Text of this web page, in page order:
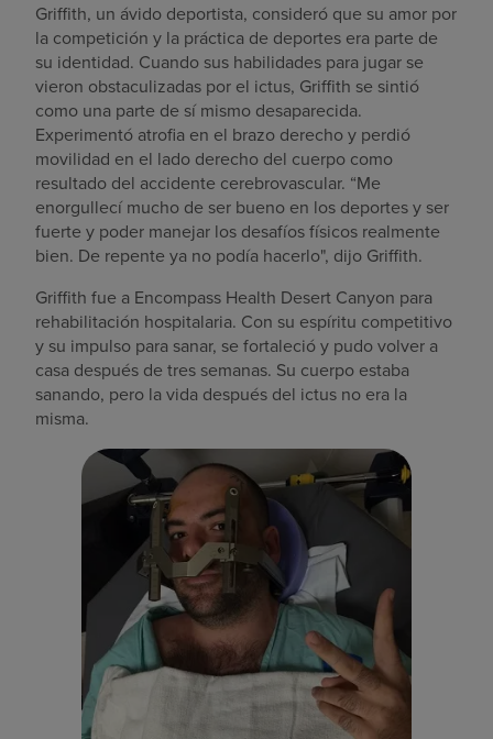
Griffith, un ávido deportista, consideró que su amor por
la competición y la práctica de deportes era parte de
su identidad. Cuando sus habilidades para jugar se
vieron obstaculizadas por el ictus, Griffith se sintió
como una parte de sí mismo desaparecida.
Experimentó atrofia en el brazo derecho y perdió
movilidad en el lado derecho del cuerpo como
resultado del accidente cerebrovascular. “Me
enorgullecí mucho de ser bueno en los deportes y ser
fuerte y poder manejar los desafíos físicos realmente
bien. De repente ya no podía hacerlo", dijo Griffith.
Griffith fue a Encompass Health Desert Canyon para
rehabilitación hospitalaria. Con su espíritu competitivo
y su impulso para sanar, se fortaleció y pudo volver a
casa después de tres semanas. Su cuerpo estaba
sanando, pero la vida después del ictus no era la
misma.